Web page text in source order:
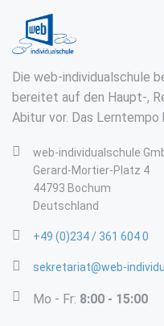
Die web-individualschule
bereitet auf den Haupt-,
Abitur vor. Das
web-individualschule
Gerard-Mortier-Platz 4
44793 Bochum
Deutschland
+49 (0)234 / 361 604 0
sekretariat@web-
Mo - Fr: 8:00 - 15:00